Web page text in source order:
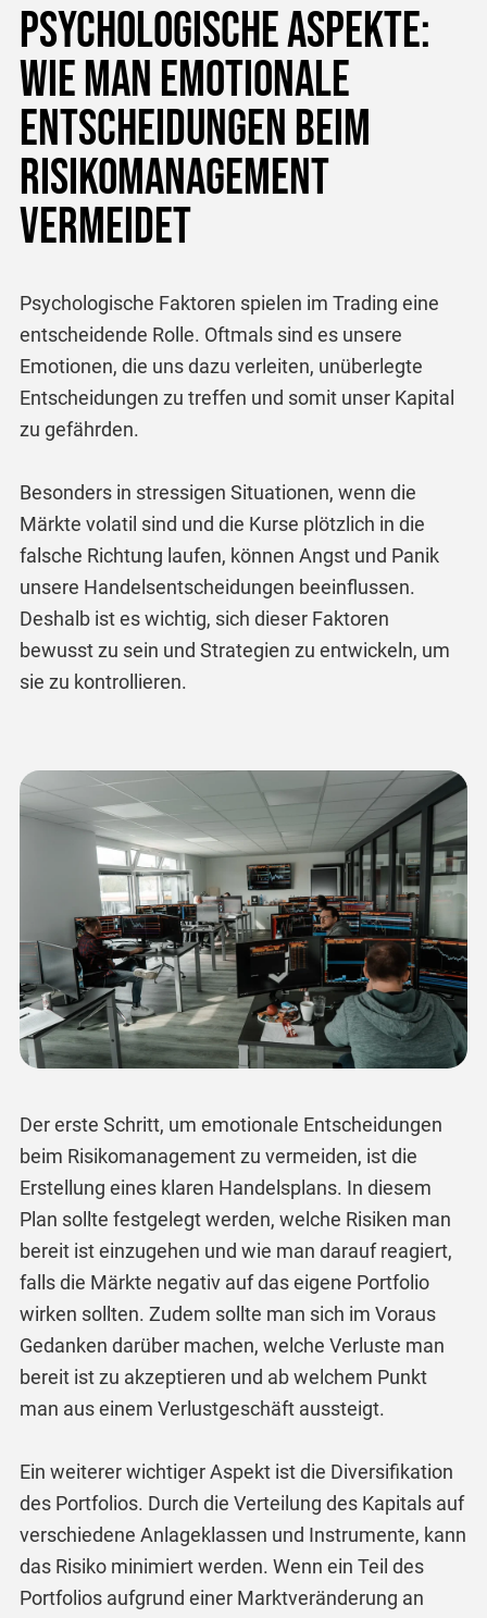
Psychologische Aspekte:
Wie man emotionale
Entscheidungen beim
Risikomanagement
vermeidet
Psychologische Faktoren spielen im Trading eine
entscheidende Rolle. Oftmals sind es unsere
Emotionen, die uns dazu verleiten, unüberlegte
Entscheidungen zu treffen und somit unser Kapital
zu gefährden.
Besonders in stressigen Situationen, wenn die
Märkte volatil sind und die Kurse plötzlich in die
falsche Richtung laufen, können Angst und Panik
unsere Handelsentscheidungen beeinflussen.
Deshalb ist es wichtig, sich dieser Faktoren
bewusst zu sein und Strategien zu entwickeln, um
sie zu kontrollieren.
Der erste Schritt, um emotionale Entscheidungen
beim Risikomanagement zu vermeiden, ist die
Erstellung eines klaren Handelsplans. In diesem
Plan sollte festgelegt werden, welche Risiken man
bereit ist einzugehen und wie man darauf reagiert,
falls die Märkte negativ auf das eigene Portfolio
wirken sollten. Zudem sollte man sich im Voraus
Gedanken darüber machen, welche Verluste man
bereit ist zu akzeptieren und ab welchem Punkt
man aus einem Verlustgeschäft aussteigt.
Ein weiterer wichtiger Aspekt ist die Diversifikation
des Portfolios. Durch die Verteilung des Kapitals auf
verschiedene Anlageklassen und Instrumente, kann
das Risiko minimiert werden. Wenn ein Teil des
Portfolios aufgrund einer Marktveränderung an